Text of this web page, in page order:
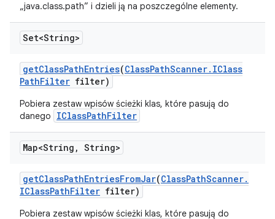
„java.class.path” i dzieli ją na poszczególne elementy.
Set<String>
getClassPathEntries(ClassPathScanner. IClass
PathFilter filter)
Pobiera zestaw wpisów ścieżki klas, które pasują do
danego
IClassPathFilter
Map<String , String>
getClassPathEntriesFromJar(ClassPathScanner.
IClassPathFilter filter)
Pobiera zestaw wpisów ścieżki klas, które pasują do